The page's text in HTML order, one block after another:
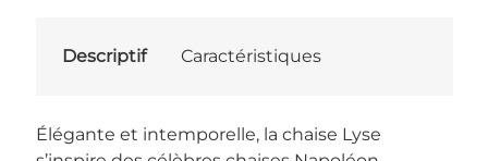
Descriptif Caractéristiques
Élégante et intemporelle, la chaise Lyse